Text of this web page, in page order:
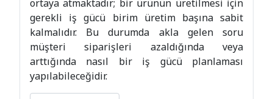
müşteri siparişleri azaldığında veya
arttığında nasıl bir iş gücü planlaması
yapılabileceğidir.
Devamını oku...